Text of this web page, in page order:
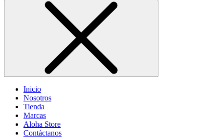
Inicio
Nosotros
Tienda
Marcas
Aloha Store
Contáctanos